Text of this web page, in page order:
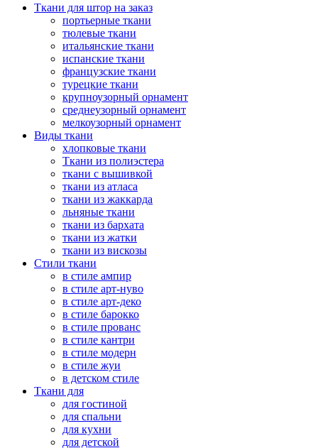
Ткани для штор на заказ
портьерные ткани
тюлевые ткани
итальянские ткани
испанские ткани
французские ткани
турецкие ткани
крупноузорный орнамент
среднеузорный орнамент
мелкоузорный орнамент
Виды ткани
хлопковые ткани
Ткани из полиэстера
ткани с вышивкой
ткани из атласа
ткани из жаккарда
льняные ткани
ткани из бархата
ткани из жатки
ткани из вискозы
Стили ткани
в стиле ампир
в стиле арт-нуво
в стиле арт-деко
в стиле барокко
в стиле прованс
в стиле кантри
в стиле модерн
в стиле жуи
в детском стиле
Ткани для
для гостиной
для спальни
для кухни
для детской